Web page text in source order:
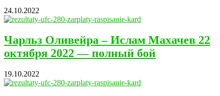
24.10.2022
Чарльз Оливейра – Ислам Махачев 22
октября 2022 — полный бой
19.10.2022